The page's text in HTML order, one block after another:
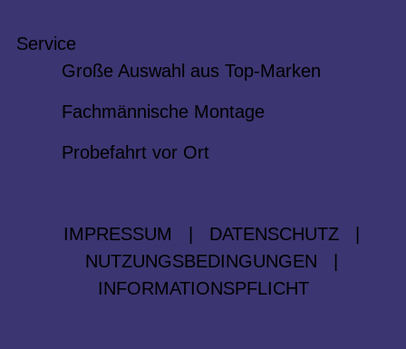
Service
Große Auswahl aus Top-Marken
Fachmännische Montage
Probefahrt vor Ort
IMPRESSUM DATENSCHUTZ
NUTZUNGSBEDINGUNGEN
INFORMATIONSPFLICHT